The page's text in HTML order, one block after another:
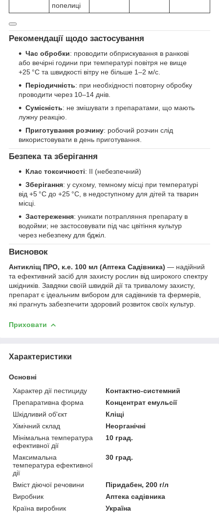
попелиці
Рекомендації щодо застосування
Час обробки: проводити обприскування в ранкові
або вечірні години при температурі повітря не вище
+25 °C та швидкості вітру не більше 1–2 м/с.
Періодичність: при необхідності повторну обробку
проводити через 10–14 днів.
Сумісність: не змішувати з препаратами, що мають
лужну реакцію.
Приготування розчину: робочий розчин слід
використовувати в день приготування.
Безпека та зберігання
Клас токсичності: II (небезпечний)
Зберігання: у сухому, темному місці при температурі
від +5 °C до +25 °C, в недоступному для дітей та тварин
місці.
Застереження: уникати потрапляння препарату в
водойми; не застосовувати під час цвітіння культур
через небезпеку для бджіл.
Висновок
Антикліщ ПРО, к.е. 100 мл (Аптека Садівника) — надійний
та ефективний засіб для захисту рослин від широкого спектру
шкідників. Завдяки своїй швидкій дії та тривалому захисту,
препарат є ідеальним вибором для садівників та фермерів,
які прагнуть забезпечити здоровий розвиток своїх культур.
Приховати
Характеристики
Основні
Характер дії пестициду
Контактно-системний
Препаративна форма
Концентрат емульсії
Шкідливий об'єкт
Кліщі
Хімічний склад
Неорганічні
Мінімальна температура
ефективної дії
10 град.
Максимальна
температура ефективної
дії
30 град.
Вміст діючої речовини
Піридабен, 200 г/л
Виробник
Аптека садівника
Країна виробник
Україна